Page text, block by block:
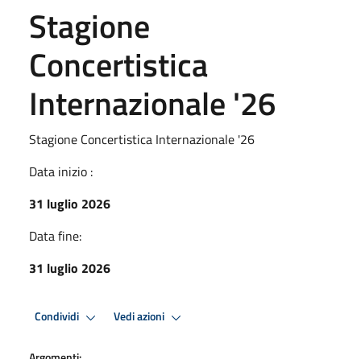
Stagione
Concertistica
Internazionale '26
Stagione Concertistica Internazionale '26
Data inizio :
31 luglio 2026
Data fine:
31 luglio 2026
Condividi Vedi azioni